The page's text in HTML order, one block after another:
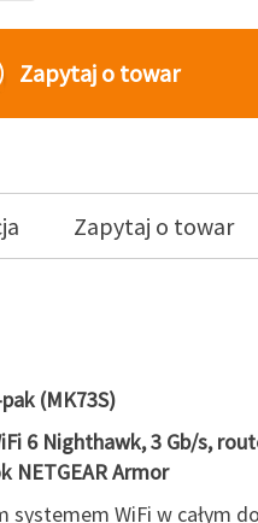
Zapytaj o towar
Zapytaj o towar
(MK73S)
6 Nighthawk, 3 Gb/s,
NETGEAR Armor
systemem WiFi w całym